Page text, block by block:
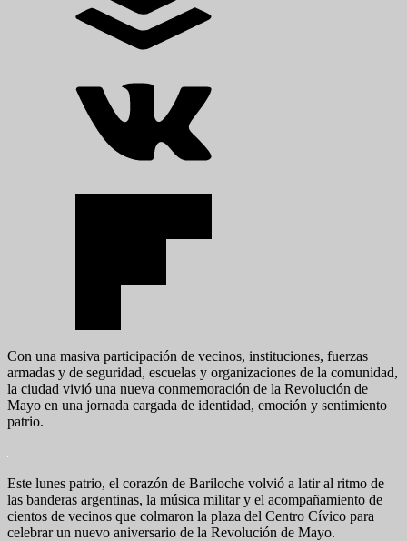
Con una masiva participación de vecinos, instituciones, fuerzas
armadas y de seguridad, escuelas y organizaciones de la comunidad,
la ciudad vivió una nueva conmemoración de la Revolución de
Mayo en una jornada cargada de identidad, emoción y sentimiento
patrio.
Este lunes patrio, el corazón de Bariloche volvió a latir al ritmo de
las banderas argentinas, la música militar y el acompañamiento de
cientos de vecinos que colmaron la plaza del Centro Cívico para
celebrar un nuevo aniversario de la Revolución de Mayo.